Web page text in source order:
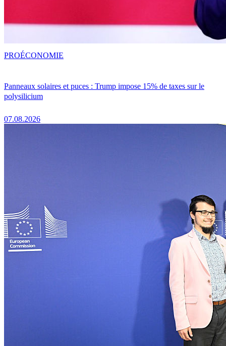
Panneaux solaires et puces : Trump impose 15% de taxes sur le
polysilicium
07.08.2026
PROÉCONOMIE